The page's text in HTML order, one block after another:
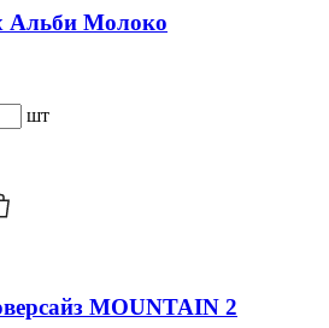
Альби Молоко
шт
MOUNTAIN 2